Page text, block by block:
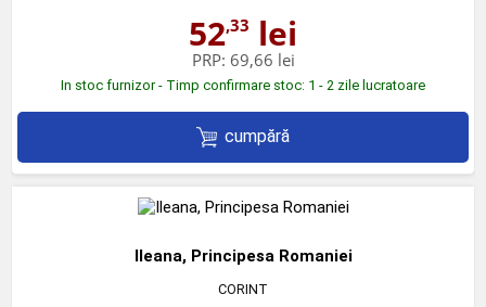
52,33 lei
PRP: 69,66 lei
In stoc furnizor - Timp confirmare stoc: 1 - 2 zile lucratoare
cumpără
Ileana, Principesa Romaniei
CORINT